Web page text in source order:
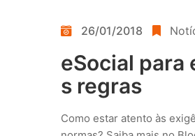
26/01/2018
eSocial para
s regras
Como estar atento às